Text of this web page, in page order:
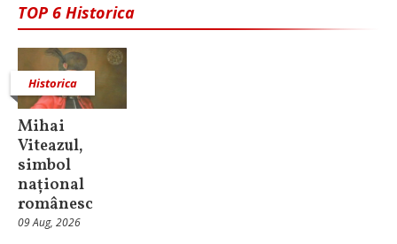
TOP 6 Historica
Historica
Mihai
Viteazul,
simbol
național
românesc
09 Aug, 2026